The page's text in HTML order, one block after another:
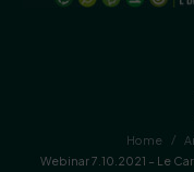
Home /
Webinar 7.10.2021 – Le